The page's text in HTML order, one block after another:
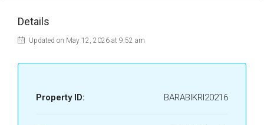
Details
Updated on May 12, 2026 at 9:52 am
Property ID: BARABIKRI20216